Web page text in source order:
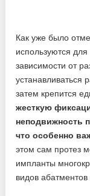
Как уже было
используются
зависимости от
устанавливаться
затем крепится
жесткую
неподвижность
что особенно
этом сам протез
импланты
видов